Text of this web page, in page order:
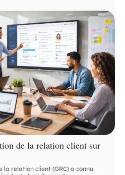
de la relation client sur
relation client (GRC) a connu